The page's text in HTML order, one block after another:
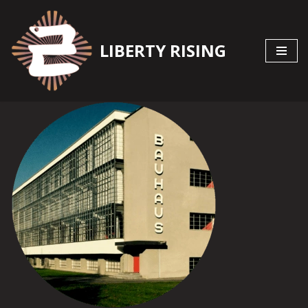
Zum
Inhalt
springen
LIBERTY RISING